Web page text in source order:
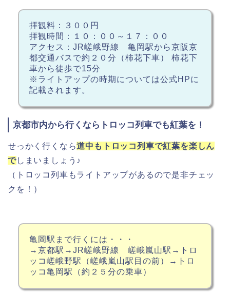
拝観料：３００円
拝観時間：１０：００～１７：００
アクセス：JR嵯峨野線 亀岡駅から京阪京
都交通バスで約２０分（柿花下車） 柿花下
車から徒歩で15分
※ライトアップの時期については公式HPに
記載されます。
京都市内から行くならトロッコ列車でも紅葉を！
せっかく行くなら道中もトロッコ列車で紅葉を楽しん
でしまいましょう♪
（トロッコ列車もライトアップがあるので是非チェッ
クを！）
亀岡駅まで行くには・・・
→京都駅→JR嵯峨野線 嵯峨嵐山駅→トロ
ッコ嵯峨野駅（嵯峨嵐山駅目の前）→トロ
ッコ亀岡駅（約２５分の乗車）